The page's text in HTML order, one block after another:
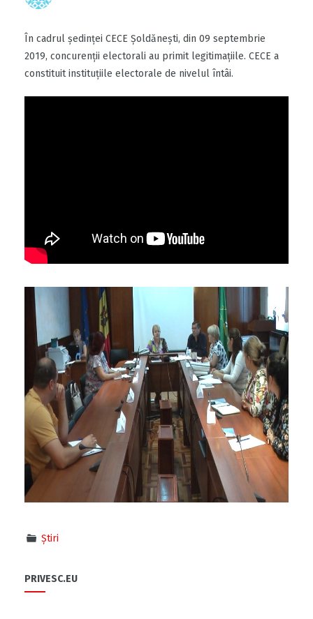
În cadrul ședinței CECE Șoldănești, din 09 septembrie
2019, concurenții electorali au primit legitimațiile. CECE a
constituit instituțiile electorale de nivelul întâi.
Știri
PRIVESC.EU